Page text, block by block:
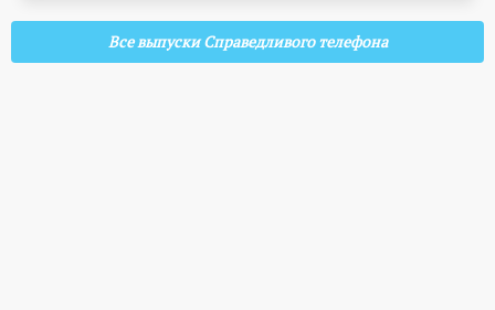
Все выпуски Справедливого телефона